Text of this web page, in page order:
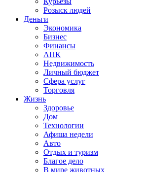
Розыск людей
Деньги
Экономика
Бизнес
Финансы
АПК
Недвижимость
Личный бюджет
Сфера услуг
Торговля
Жизнь
Здоровье
Дом
Технологии
Афиша недели
Авто
Отдых и туризм
Благое дело
В мире животных